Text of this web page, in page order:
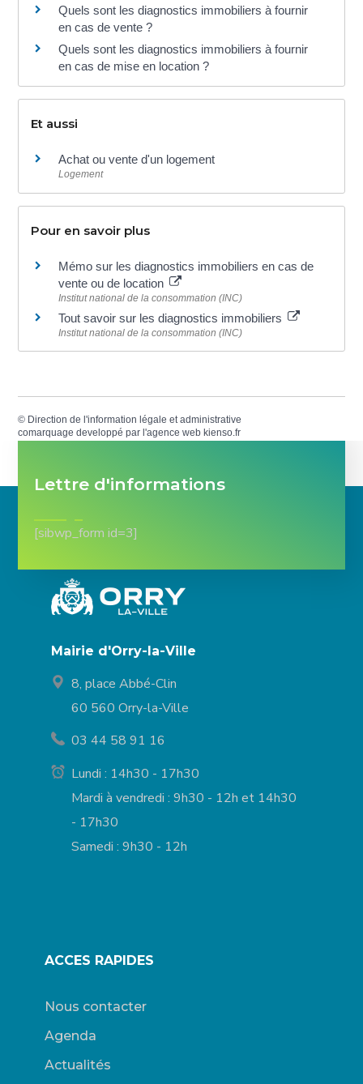
Quels sont les diagnostics immobiliers à fournir
en cas de vente ?
Quels sont les diagnostics immobiliers à fournir
en cas de mise en location ?
Et aussi
Achat ou vente d'un logement
Logement
Pour en savoir plus
Mémo sur les diagnostics immobiliers en cas de
vente ou de location
Institut national de la consommation (INC)
Tout savoir sur les diagnostics immobiliers
Institut national de la consommation (INC)
© Direction de l'information légale et administrative
comarquage developpé par l'agence web kienso.fr
Lettre d'informations
[sibwp_form id=3]
Mairie d'Orry-la-Ville
8, place Abbé-Clin
60 560 Orry-la-Ville
03 44 58 91 16
Lundi : 14h30 - 17h30
Mardi à vendredi : 9h30 - 12h et 14h30
- 17h30
Samedi : 9h30 - 12h
ACCES RAPIDES
Nous contacter
Agenda
Actualités